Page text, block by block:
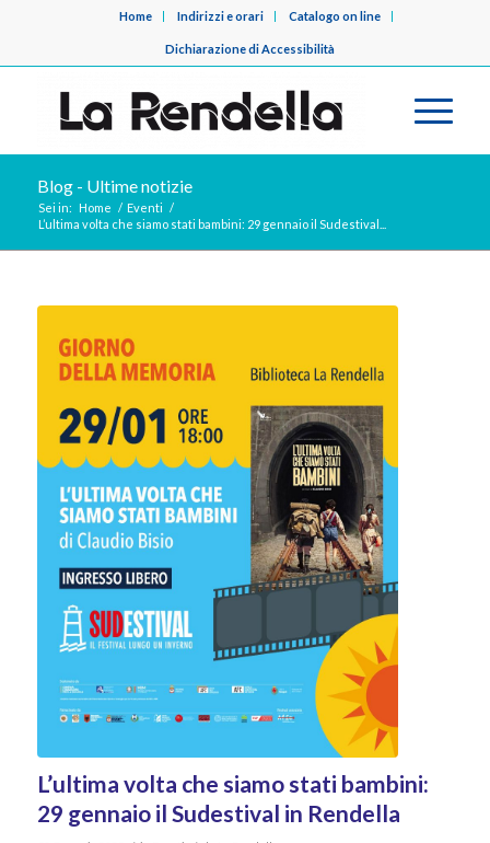
Home Indirizzi e orari Catalogo on line
Dichiarazione di Accessibilità
Blog - Ultime notizie
Sei in: Home / Eventi /
L’ultima volta che siamo stati bambini: 29 gennaio il Sudestival...
L’ultima volta che siamo stati bambini:
29 gennaio il Sudestival in Rendella